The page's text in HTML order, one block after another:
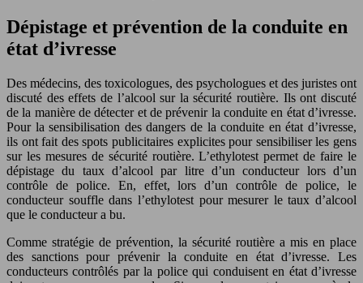
Dépistage et prévention de la conduite en
état d’ivresse
Des médecins, des toxicologues, des psychologues et des juristes ont
discuté des effets de l’alcool sur la sécurité routière. Ils ont discuté
de la manière de détecter et de prévenir la conduite en état d’ivresse.
Pour la sensibilisation des dangers de la conduite en état d’ivresse,
ils ont fait des spots publicitaires explicites pour sensibiliser les gens
sur les mesures de sécurité routière. L’ethylotest permet de faire le
dépistage du taux d’alcool par litre d’un conducteur lors d’un
contrôle de police. En, effet, lors d’un contrôle de police, le
conducteur souffle dans l’ethylotest pour mesurer le taux d’alcool
que le conducteur a bu.
Comme stratégie de prévention, la sécurité routière a mis en place
des sanctions pour prévenir la conduite en état d’ivresse. Les
conducteurs contrôlés par la police qui conduisent en état d’ivresse